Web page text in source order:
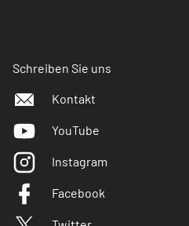
Schreiben Sie uns
Kontakt
YouTube
Instagram
Facebook